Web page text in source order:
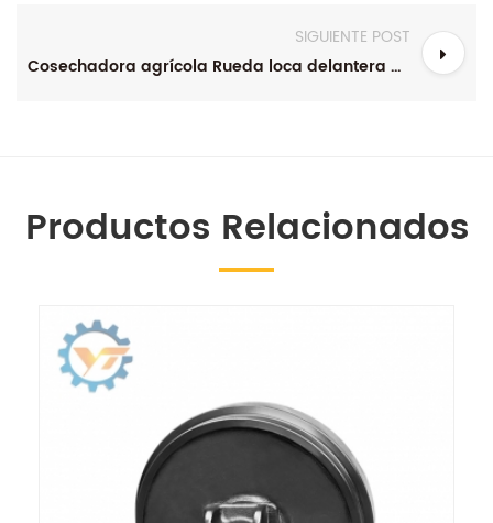
SIGUIENTE POST
Cosechadora agrícola Rueda loca delantera D4D Rueda loca D4
Productos Relacionados